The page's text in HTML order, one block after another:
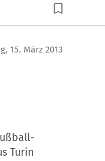
15. März 2013
Turin